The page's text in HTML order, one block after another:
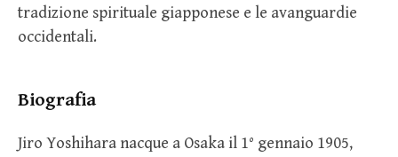
tradizione spirituale giapponese e le avanguardie
occidentali.
Biografia
Jiro Yoshihara nacque a Osaka il 1° gennaio 1905,